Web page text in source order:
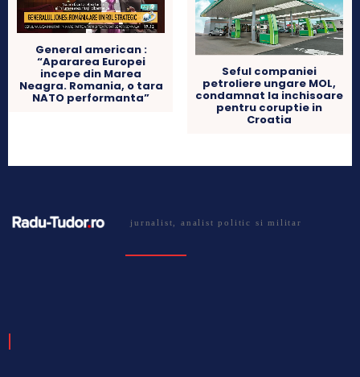
General american :
“Apararea Europei
incepe din Marea
Neagra. Romania, o tara
NATO performanta”
Seful companiei
petroliere ungare MOL,
condamnat la inchisoare
pentru coruptie in
Croatia
jurnalist, analist politic si militar